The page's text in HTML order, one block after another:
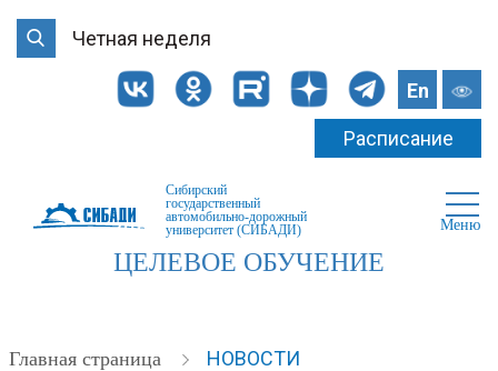
Четная неделя
En
Расписание
Сибирский
государственный
автомобильно-дорожный
университет (СИБАДИ)
Меню
ЦЕЛЕВОЕ ОБУЧЕНИЕ
Главная страница НОВОСТИ